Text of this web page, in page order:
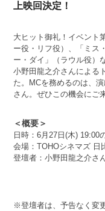
上映回決定！
大ヒット御礼！イベント
ー役・リフ役）、「ミス
ー・ダイ」（ラウル役）
小野田龍之介さんによる
た。MCを務めるのは、
さん。ぜひこの機会にご
＜概要＞
日時：6月27日(木) 19:00
会場：TOHOシネマズ 日
登壇者：小野田龍之介さ
※登壇者は、予告なく変